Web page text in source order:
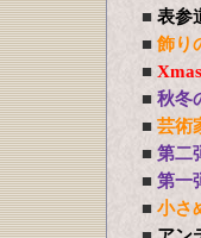
■ 表参
■ 飾り
■
■ 秋冬
■ 芸術
■ 第二
■ 第一
■ 小さ